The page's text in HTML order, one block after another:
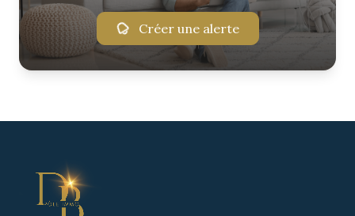
Créer une alerte